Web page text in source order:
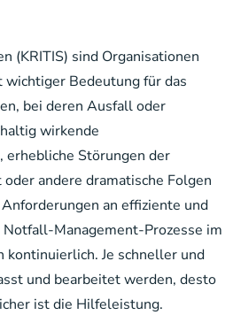
(KRITIS) sind Organisationen
Bedeutung für das
bei deren Ausfall oder
wirkende
erhebliche Störungen der
andere dramatische Folgen
an effiziente und
Management-Prozesse im
kontinuierlich. Je schneller und
und bearbeitet werden, desto
ist die Hilfeleistung.